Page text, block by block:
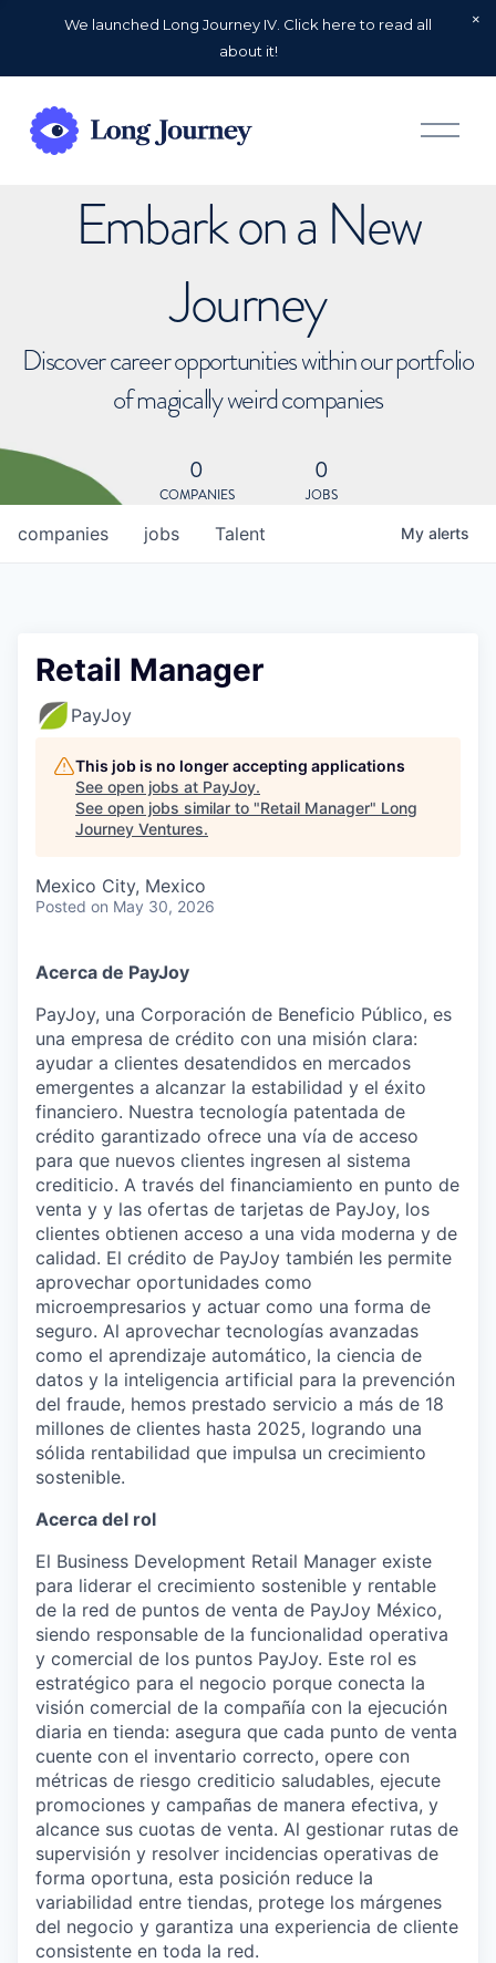
We launched Long Journey IV. Click here to read all
about it!
O
p
Embark on a New
Journey
Discover career opportunities within our portfolio
of magically weird companies
0
COMPANIES
0
JOBS
jobs
companies Talent My alerts
Retail Manager
PayJoy
This job is no longer accepting applications
See open jobs at PayJoy.
See open jobs similar to "Retail Manager" Long
Journey Ventures.
Mexico City, Mexico
Posted on May 30, 2026
Acerca de PayJoy
PayJoy, una Corporación de Beneficio Público, es
una empresa de crédito con una misión clara:
ayudar a clientes desatendidos en mercados
emergentes a alcanzar la estabilidad y el éxito
financiero. Nuestra tecnología patentada de
crédito garantizado ofrece una vía de acceso
para que nuevos clientes ingresen al sistema
crediticio. A través del financiamiento en punto de
venta y y las ofertas de tarjetas de PayJoy, los
clientes obtienen acceso a una vida moderna y de
calidad. El crédito de PayJoy también les permite
aprovechar oportunidades como
microempresarios y actuar como una forma de
seguro. Al aprovechar tecnologías avanzadas
como el aprendizaje automático, la ciencia de
datos y la inteligencia artificial para la prevención
del fraude, hemos prestado servicio a más de 18
millones de clientes hasta 2025, logrando una
sólida rentabilidad que impulsa un crecimiento
sostenible.
Acerca del rol
El Business Development Retail Manager existe
para liderar el crecimiento sostenible y rentable
de la red de puntos de venta de PayJoy México,
siendo responsable de la funcionalidad operativa
y comercial de los puntos PayJoy. Este rol es
estratégico para el negocio porque conecta la
visión comercial de la compañía con la ejecución
diaria en tienda: asegura que cada punto de venta
cuente con el inventario correcto, opere con
métricas de riesgo crediticio saludables, ejecute
promociones y campañas de manera efectiva, y
alcance sus cuotas de venta. Al gestionar rutas de
supervisión y resolver incidencias operativas de
forma oportuna, esta posición reduce la
variabilidad entre tiendas, protege los márgenes
del negocio y garantiza una experiencia de cliente
consistente en toda la red.